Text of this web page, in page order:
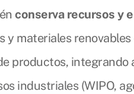
conserva recursos y
y materiales
productos, integrando
industriales (WIPO,